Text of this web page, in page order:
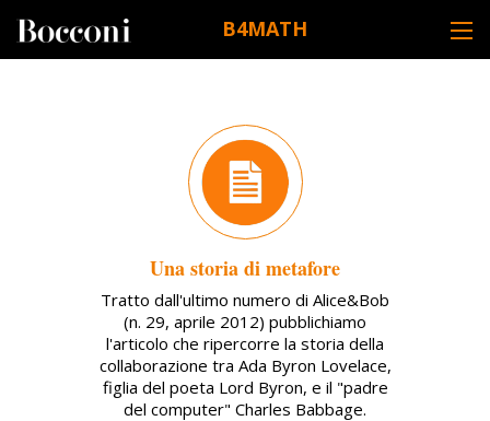
B4MATH
Una storia di metafore
Tratto dall'ultimo numero di Alice&Bob
(n. 29, aprile 2012) pubblichiamo
l'articolo che ripercorre la storia della
collaborazione tra Ada Byron Lovelace,
figlia del poeta Lord Byron, e il "padre
del computer" Charles Babbage.